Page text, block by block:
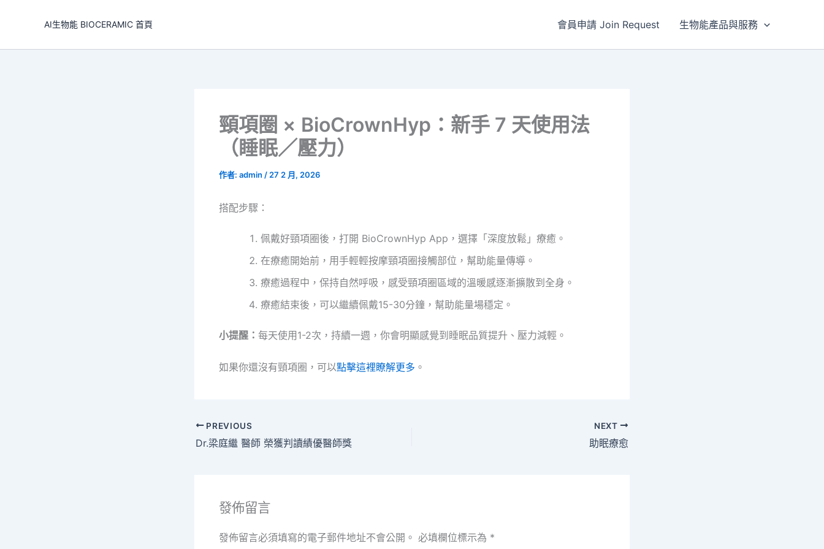
AI生物能 BIOCERAMIC 首頁 會員申請 Join Request 生物能產品與服務
頸項圈 × BioCrownHyp：新手 7 天使用法
（睡眠／壓力）
作者: admin / 27 2 月, 2026
搭配步驟：
佩戴好頸項圈後，打開 BioCrownHyp App，選擇「深度放鬆」療癒。
在療癒開始前，用手輕輕按摩頸項圈接觸部位，幫助能量傳導。
療癒過程中，保持自然呼吸，感受頸項圈區域的溫暖感逐漸擴散到全身。
療癒結束後，可以繼續佩戴15-30分鐘，幫助能量場穩定。
小提醒： 每天使用1-2次，持續一週，你會明顯感覺到睡眠品質提升、壓力減輕。
如果你還沒有頸項圈，可以點擊這裡瞭解更多 。
PREVIOUS
Dr.梁庭繼 醫師 榮獲判讀績優醫師獎
NEXT
助眠療愈
發佈留言
發佈留言必須填寫的電子郵件地址不會公開。 必填欄位標示為 *